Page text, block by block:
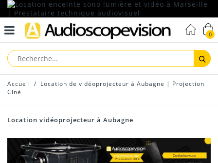
0
Accueil / Location de vidéoprojecteur à Aubagne | Projection
Ciné
Location vidéoprojecteur à Aubagne